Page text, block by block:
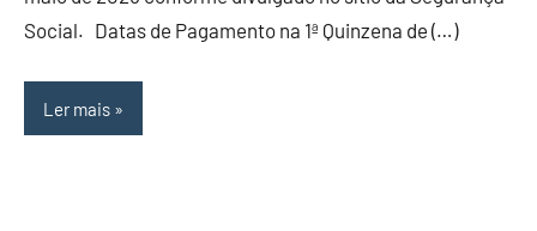
Social. Datas de Pagamento na 1ª Quinzena de (…)
Ler mais